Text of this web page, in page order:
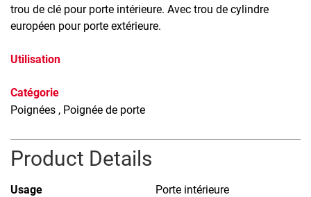
trou de clé pour porte intérieure. Avec trou de cylindre
européen pour porte extérieure.
Utilisation
Catégorie
Poignées , Poignée de porte
Product Details
Usage
Porte intérieure